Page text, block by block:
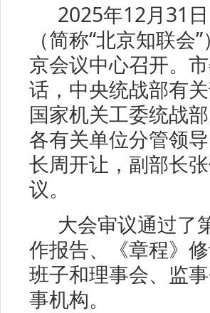
2025年12月31
（简称“北京知联
京会议中心召开。
话，中央统战部有
国家机关工委统战
各有关单位分管领
长周开让，副部长
议。
大会审议通过了
作报告、《章程》
班子和理事会、监
事机构。